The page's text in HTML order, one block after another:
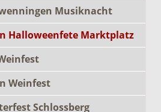
Musiknacht
Halloweenfete Marktplatz
Weinfest
Schlossberg